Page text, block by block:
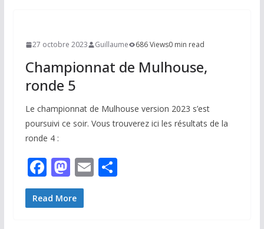
27 octobre 2023 Guillaume 686 Views0 min read
Championnat de Mulhouse,
ronde 5
Le championnat de Mulhouse version 2023 s’est
poursuivi ce soir. Vous trouverez ici les résultats de la
ronde 4 :
F
ac
e
M
as
to
E P
Read More